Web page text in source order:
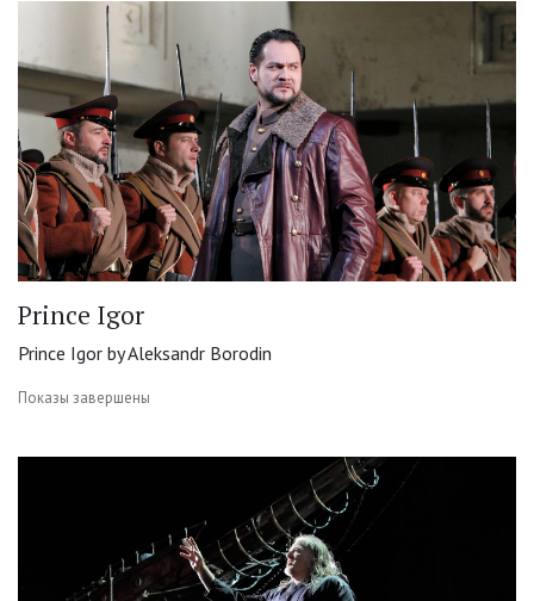
Prince Igor
Prince Igor by Aleksandr Borodin
Показы завершены